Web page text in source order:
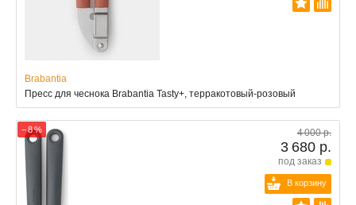
Brabantia
Пресс для чеснока Brabantia Tasty+, терракотовый-розовый
− 8 % 4 000 р.
3 680 р.
под заказ
В корзину